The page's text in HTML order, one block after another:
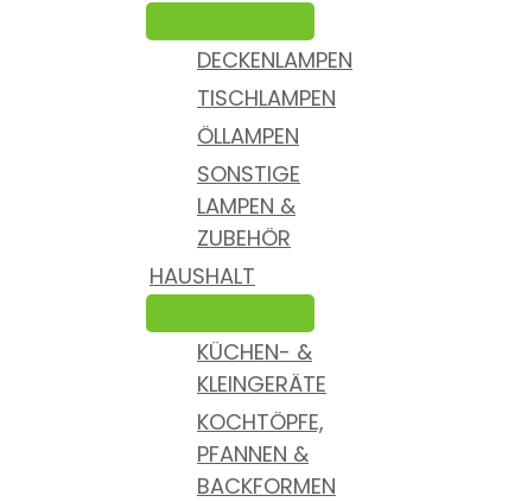
DECKENLAMPEN
TISCHLAMPEN
ÖLLAMPEN
SONSTIGE
LAMPEN &
ZUBEHÖR
HAUSHALT
KÜCHEN- &
KLEINGERÄTE
KOCHTÖPFE,
PFANNEN &
BACKFORMEN